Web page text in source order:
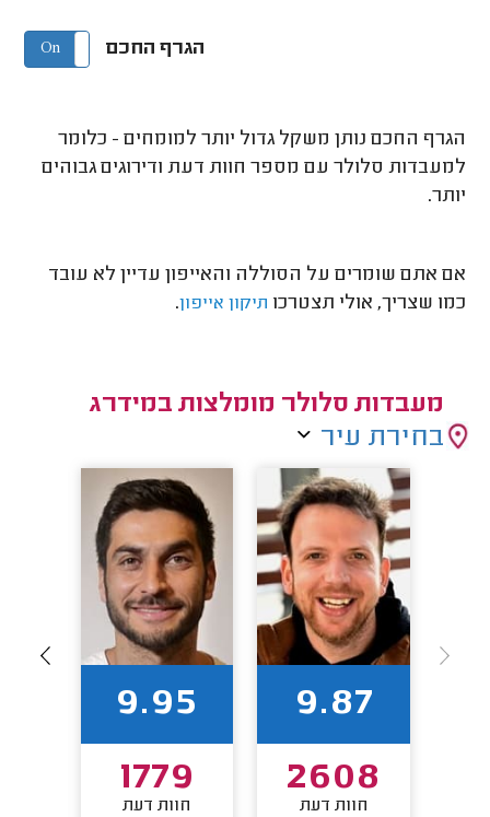
הגרף החכם On Off
הגרף החכם נותן משקל גדול יותר למומחים - כלומר
למעבדות סלולר עם מספר חוות דעת ודירוגים גבוהים
יותר.
אם אתם שומרים על הסוללה והאייפון עדיין לא עובד
כמו שצריך, אולי תצטרכו תיקון אייפון.
מעבדות סלולר מומלצות במידרג
בחירת עיר
9.87
2608
חוות דעת
9.95
1779
חוות דעת